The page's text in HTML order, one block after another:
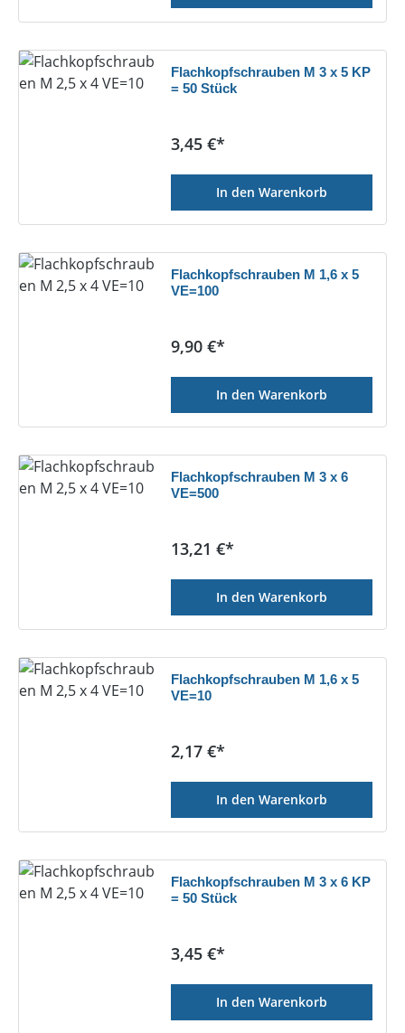
Flachkopfschrauben M 3 x 5 KP
= 50 Stück
Regulärer Preis:
3,45 €*
In den Warenkorb
Flachkopfschrauben M 1,6 x 5
VE=100
Regulärer Preis:
9,90 €*
In den Warenkorb
Flachkopfschrauben M 3 x 6
VE=500
Regulärer Preis:
13,21 €*
In den Warenkorb
Flachkopfschrauben M 1,6 x 5
VE=10
Regulärer Preis:
2,17 €*
In den Warenkorb
Flachkopfschrauben M 3 x 6 KP
= 50 Stück
Regulärer Preis:
3,45 €*
In den Warenkorb